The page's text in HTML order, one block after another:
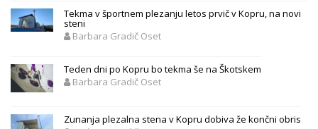
Tekma v športnem plezanju letos prvič v Kopru, na novi
steni
Barbara Gradič Oset
Teden dni po Kopru bo tekma še na Škotskem
Barbara Gradič Oset
Zunanja plezalna stena v Kopru dobiva že končni obris